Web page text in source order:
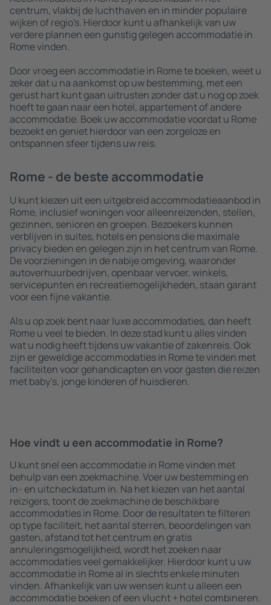
centrum, vlakbij de luchthaven en in minder populaire
wijken of regio's. Hierdoor kunt u afhankelijk van uw
verdere plannen een gunstig gelegen accommodatie in
Rome vinden.
Door vroeg een accommodatie in Rome te boeken, weet u
zeker dat u na aankomst op uw bestemming, met een
gerust hart kunt gaan uitrusten zonder dat u nog op zoek
hoeft te gaan naar een hotel, appartement of andere
accommodatie. Boek uw accommodatie voordat u Rome
bezoekt en geniet hierdoor van een zorgeloze en
ontspannen sfeer tijdens uw reis.
Rome - de beste accommodatie
U kunt kiezen uit een uitgebreid accommodatieaanbod in
Rome, inclusief woningen voor alleenreizenden, stellen,
gezinnen, senioren en groepen. Bezoekers kunnen
verblijven in suites, hotels en pensions die maximale
privacy bieden en gelegen zijn in het centrum van Rome.
De voorzieningen in de nabije omgeving, waaronder
autoverhuurbedrijven, openbaar vervoer, winkels,
servicepunten en recreatiemogelijkheden, staan garant
voor een fijne vakantie.
Als u op zoek bent naar luxe accommodaties, dan heeft
Rome u veel te bieden. In deze stad kunt u alles vinden
wat u nodig heeft tijdens uw vakantie of zakenreis. Ook
zijn er geweldige accommodaties in Rome te vinden met
faciliteiten voor gehandicapten en voor gasten die reizen
met baby’s, jonge kinderen of huisdieren.
Hoe vindt u een accommodatie in Rome?
U kunt snel een accommodatie in Rome vinden met
behulp van een zoekmachine. Voer uw bestemming en
in- en uitcheckdatum in. Na het kiezen van het aantal
reizigers, toont de zoekmachine de beschikbare
accommodaties in Rome. Door de resultaten te filteren
op type faciliteit, het aantal sterren, beoordelingen van
gasten, afstand tot het centrum en gratis
annuleringsmogelijkheid, wordt het zoeken naar
accommodaties veel gemakkelijker. Hierdoor kunt u uw
accommodatie in Rome al in slechts enkele minuten
vinden. Afhankelijk van uw wensen kunt u alleen een
accommodatie boeken of een vlucht + hotel combineren.